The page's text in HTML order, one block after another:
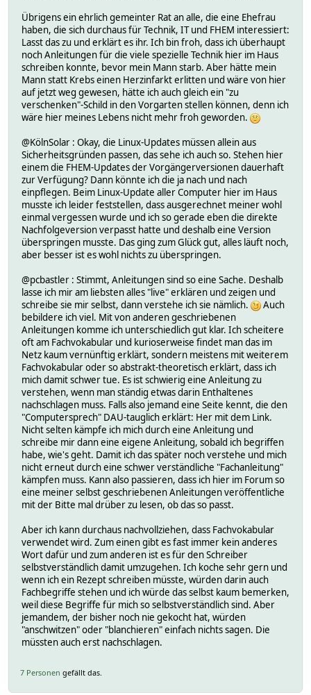
Übrigens ein ehrlich gemeinter Rat an alle, die eine Ehefrau
haben, die sich durchaus für Technik, IT und FHEM interessiert:
Lasst das zu und erklärt es ihr. Ich bin froh, dass ich überhaupt
noch Anleitungen für die viele spezielle Technik hier im Haus
schreiben konnte, bevor mein Mann starb. Aber hätte mein
Mann statt Krebs einen Herzinfarkt erlitten und wäre von hier
auf jetzt weg gewesen, hätte ich auch gleich ein "zu
verschenken"-Schild in den Vorgarten stellen können, denn ich
wäre hier meines Lebens nicht mehr froh geworden.
@KölnSolar : Okay, die Linux-Updates müssen allein aus
Sicherheitsgründen passen, das sehe ich auch so. Stehen hier
einem die FHEM-Updates der Vorgängerversionen dauerhaft
zur Verfügung? Dann könnte ich die ja nach und nach
einpflegen. Beim Linux-Update aller Computer hier im Haus
musste ich leider feststellen, dass ausgerechnet meiner wohl
einmal vergessen wurde und ich so gerade eben die direkte
Nachfolgeversion verpasst hatte und deshalb eine Version
überspringen musste. Das ging zum Glück gut, alles läuft noch,
aber besser ist es wohl nichts zu überspringen.
@pcbastler : Stimmt, Anleitungen sind so eine Sache. Deshalb
lasse ich mir am liebsten alles "live" erklären und zeigen und
schreibe sie mir selbst, dann verstehe ich sie nämlich.
Auch
bebildere ich viel. Mit von anderen geschriebenen
Anleitungen komme ich unterschiedlich gut klar. Ich scheitere
oft am Fachvokabular und kurioserweise findet man das im
Netz kaum vernünftig erklärt, sondern meistens mit weiterem
Fachvokabular oder so abstrakt-theoretisch erklärt, dass ich
mich damit schwer tue. Es ist schwierig eine Anleitung zu
verstehen, wenn man ständig etwas darin Enthaltenes
nachschlagen muss. Falls also jemand eine Seite kennt, die den
"Computersprech" DAU-tauglich erklärt: Her mit dem Link.
Nicht selten kämpfe ich mich durch eine Anleitung und
schreibe mir dann eine eigene Anleitung, sobald ich begriffen
habe, wie's geht. Damit ich das später noch verstehe und mich
nicht erneut durch eine schwer verständliche "Fachanleitung"
kämpfen muss. Kann also passieren, dass ich hier im Forum so
eine meiner selbst geschriebenen Anleitungen veröffentliche
mit der Bitte mal drüber zu lesen, ob das so passt.
Aber ich kann durchaus nachvollziehen, dass Fachvokabular
verwendet wird. Zum einen gibt es fast immer kein anderes
Wort dafür und zum anderen ist es für den Schreiber
selbstverständlich damit umzugehen. Ich koche sehr gern und
wenn ich ein Rezept schreiben müsste, würden darin auch
Fachbegriffe stehen und ich würde das selbst kaum bemerken,
weil diese Begriffe für mich so selbstverständlich sind. Aber
jemandem, der bisher noch nie gekocht hat, würden
"anschwitzen" oder "blanchieren" einfach nichts sagen. Die
müssten auch erst nachschlagen.
7 Personen gefällt das.